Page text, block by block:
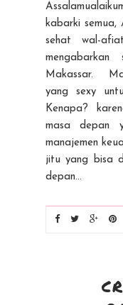
kabarki semua,
sehat wal-
Makassar.
yang sexy
Kenapa?
masa depan
manajemen
jitu yang bisa
depan...